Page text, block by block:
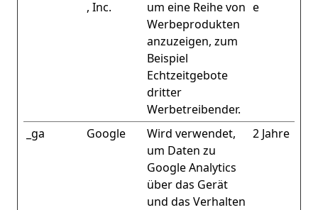
, Inc.
um eine Reihe von
Werbeprodukten
anzuzeigen, zum
Beispiel
Echtzeitgebote
dritter
Werbetreibender.
e
_ga Google
Wird verwendet,
um Daten zu
Google Analytics
über das Gerät
und das Verhalten
2 Jahre